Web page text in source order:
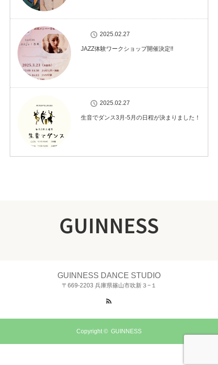
2025.02.27
JAZZ体験ワークショップ開催決定!!
2025.02.27
生音でダンス3月-5月の日程が決まりました！
GUINNESS
GUINNESS DANCE STUDIO
〒669-2203 兵庫県篠山市吹新３−１
Copyright © GUINNESS